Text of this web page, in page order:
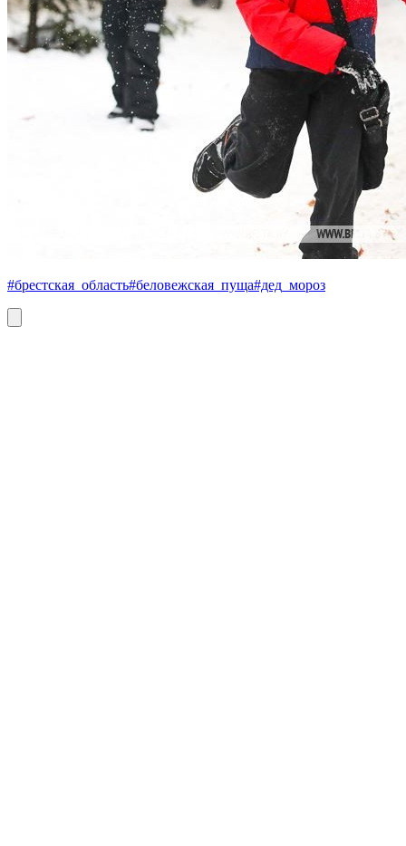
#брестская_область#беловежская_пуща#дед_мороз